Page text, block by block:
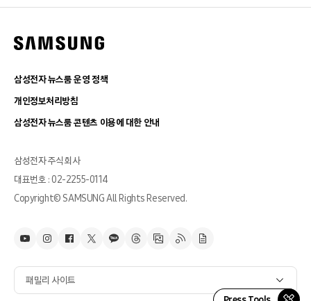
삼성전자 뉴스룸 운영 정책
개인정보처리방침
삼성전자 뉴스룸 콘텐츠 이용에 대한 안내
삼성전자 주식회사
대표번호 : 02-2255-0114
Copyright© SAMSUNG All Rights Reserved.
패밀리 사이트